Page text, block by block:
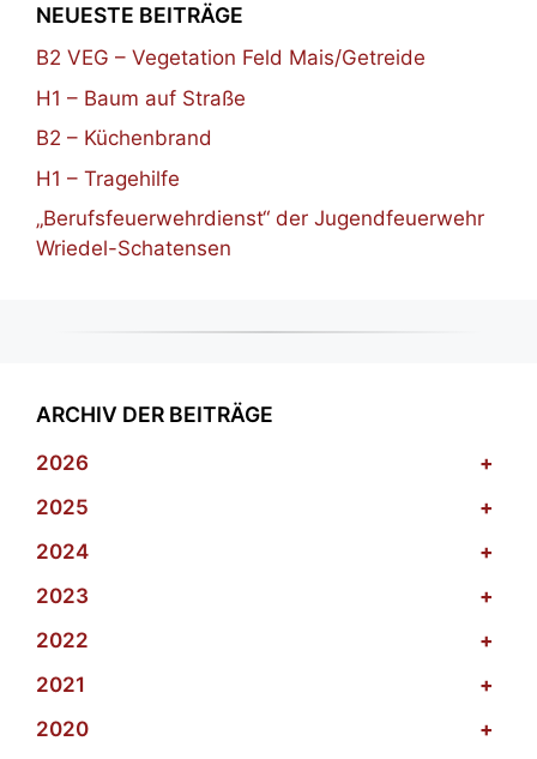
NEUESTE BEITRÄGE
B2 VEG – Vegetation Feld Mais/Getreide
H1 – Baum auf Straße
B2 – Küchenbrand
H1 – Tragehilfe
„Berufsfeuerwehrdienst“ der Jugendfeuerwehr
Wriedel-Schatensen
ARCHIV DER BEITRÄGE
2026
+
2025
+
2024
+
2023
+
2022
+
2021
+
2020
+